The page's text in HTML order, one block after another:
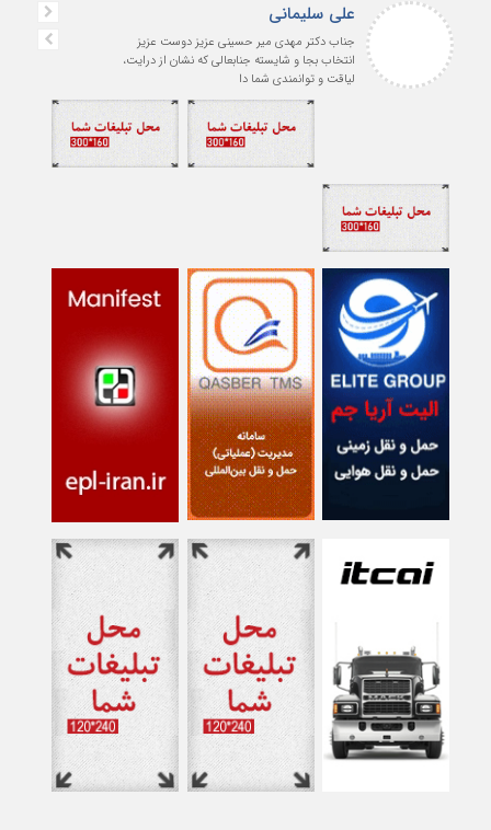
علی سلیمانی
جناب دکتر مهدی میر حسینی عزیز دوست عزیز
انتخاب بجا و شایسته جنابعالی که نشان از درایت،
لیاقت و توانمندی شما دا